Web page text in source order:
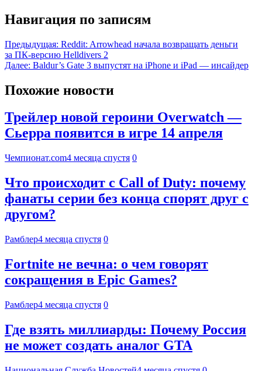
Навигация по записям
Предыдущая: Reddit: Arrowhead начала возвращать деньги
за ПК-версию Helldivers 2
Далее: Baldur’s Gate 3 выпустят на iPhone и iPad — инсайдер
Похожие новости
Трейлер новой героини Overwatch —
Сьерра появится в игре 14 апреля
Чемпионат.com4 месяца спустя 0
Что происходит с Call of Duty: почему
фанаты серии без конца спорят друг с
другом?
Рамблер4 месяца спустя 0
Fortnite не вечна: о чем говорят
сокращения в Epic Games?
Рамблер4 месяца спустя 0
Где взять миллиарды: Почему Россия
не может создать аналог GTA